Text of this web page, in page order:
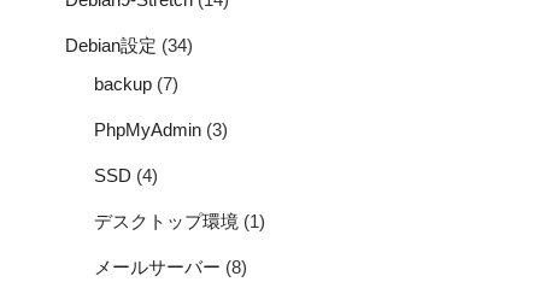
Debian設定 (34)
backup (7)
PhpMyAdmin (3)
SSD (4)
デスクトップ環境 (1)
メールサーバー (8)